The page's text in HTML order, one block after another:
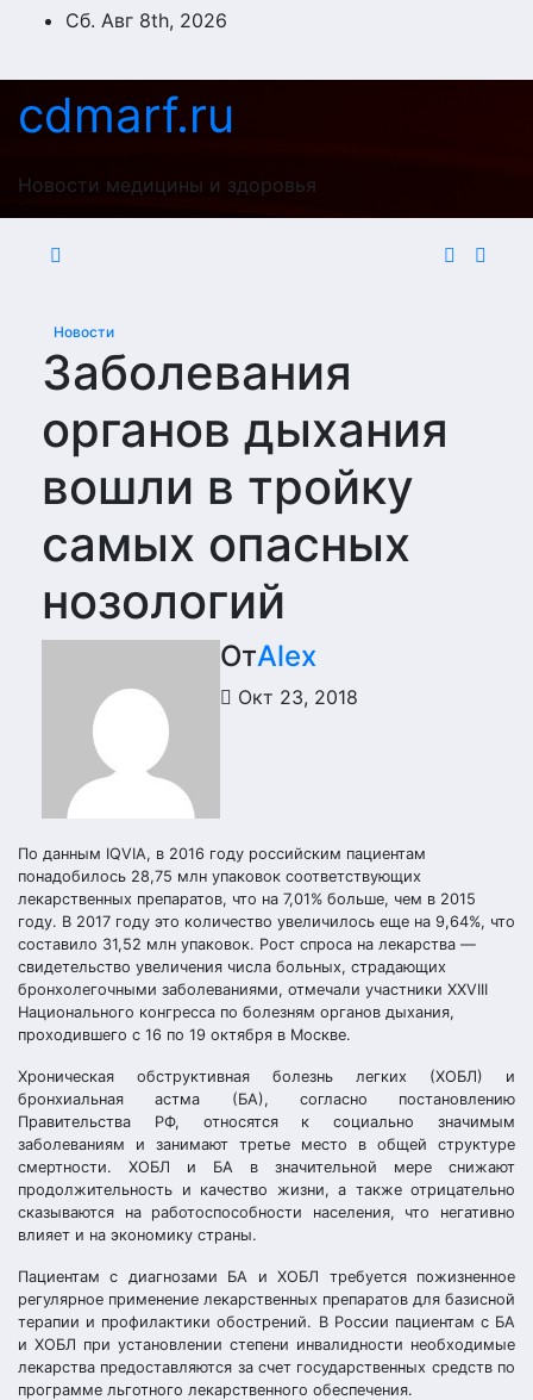
ПерейтиСб. Авг 8th, 2026
cdmarf.ru
Новости медицины и здоровья
Новости
Заболевания
органов дыхания
вошли в тройку
самых опасных
нозологий
ОтAlex
Окт 23, 2018
По данным IQVIA, в 2016 году российским пациентам
понадобилось 28,75 млн упаковок соответствующих
лекарственных препаратов, что на 7,01% больше, чем в 2015
году. В 2017 году это количество увеличилось еще на 9,64%, что
составило 31,52 млн упаковок. Рост спроса на лекарства —
свидетельство увеличения числа больных, страдающих
бронхолегочными заболеваниями, отмечали участники ХХVIII
Национального конгресса по болезням органов дыхания,
проходившего с 16 по 19 октября в Москве.
Хроническая обструктивная болезнь легких (ХОБЛ) и
бронхиальная астма (БА), согласно постановлению
Правительства РФ, относятся к социально значимым
заболеваниям и занимают третье место в общей структуре
смертности. ХОБЛ и БА в значительной мере снижают
продолжительность и качество жизни, а также отрицательно
сказываются на работоспособности населения, что негативно
влияет и на экономику страны.
Пациентам с диагнозами БА и ХОБЛ требуется пожизненное
регулярное применение лекарственных препаратов для базисной
терапии и профилактики обострений. В России пациентам с БА
и ХОБЛ при установлении степени инвалидности необходимые
лекарства предоставляются за счет государственных средств по
программе льготного лекарственного обеспечения.